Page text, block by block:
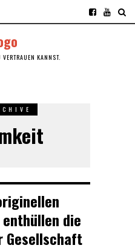
KANNST.
die
Gesellschaft